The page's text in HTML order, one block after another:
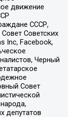
движение
СССР,
Советских
Inc, Facebook,
Черный
Совет
депутатов